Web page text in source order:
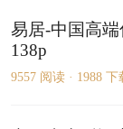
易居-中国高
138p
9557 阅读 · 1988 下